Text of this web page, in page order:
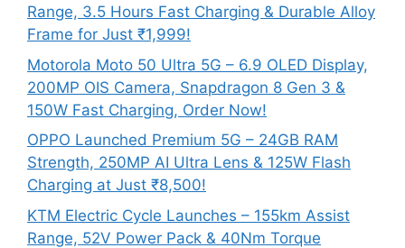
Range, 3.5 Hours Fast Charging & Durable Alloy
Frame for Just ₹1,999!
Motorola Moto 50 Ultra 5G – 6.9 OLED Display,
200MP OIS Camera, Snapdragon 8 Gen 3 &
150W Fast Charging, Order Now!
OPPO Launched Premium 5G – 24GB RAM
Strength, 250MP AI Ultra Lens & 125W Flash
Charging at Just ₹8,500!
KTM Electric Cycle Launches – 155km Assist
Range, 52V Power Pack & 40Nm Torque